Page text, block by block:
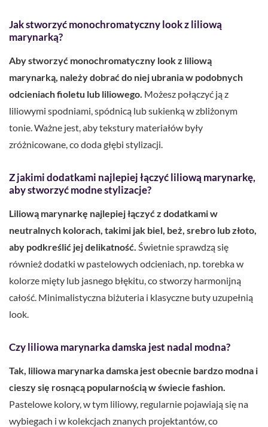
Jak stworzyć monochromatyczny look z liliową
marynarką?
Aby stworzyć monochromatyczny look z liliową
marynarką, należy dobrać do niej ubrania w podobnych
odcieniach fioletu lub liliowego. Możesz połączyć ją z
liliowymi spodniami, spódnicą lub sukienką w zbliżonym
tonie. Ważne jest, aby tekstury materiałów były
zróżnicowane, co doda głębi stylizacji.
Z jakimi dodatkami najlepiej łączyć liliową marynarkę,
aby stworzyć modne stylizacje?
Liliową marynarkę najlepiej łączyć z dodatkami w
neutralnych kolorach, takimi jak biel, beż, srebro lub złoto,
aby podkreślić jej delikatność. Świetnie sprawdzą się
również dodatki w pastelowych odcieniach, np. torebka w
kolorze mięty lub jasnego błękitu, co stworzy harmonijną
całość. Minimalistyczna biżuteria i klasyczne buty uzupełnią
look.
Czy liliowa marynarka damska jest nadal modna?
Tak, liliowa marynarka damska jest obecnie bardzo modna i
cieszy się rosnącą popularnością w świecie fashion.
Pastelowe kolory, w tym liliowy, regularnie pojawiają się na
wybiegach i w kolekcjach znanych projektantów, co